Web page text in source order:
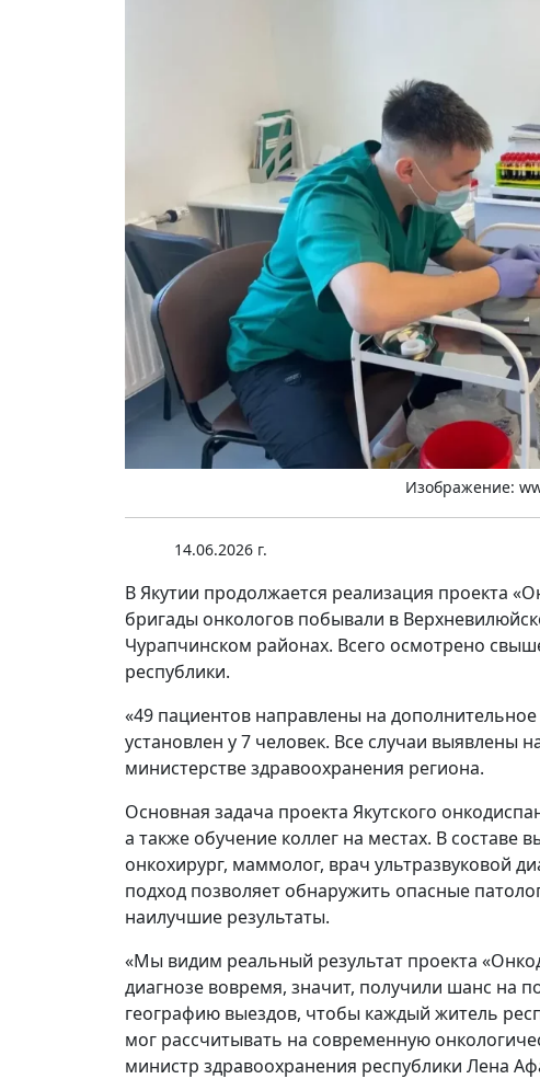
Изображение:
14.06.2026 г.
В Якутии продолжается реализация проекта
бригады онкологов побывали в
Чурапчинском районах. Всего осмотрено
республики.
«49 пациентов направлены на
установлен у 7 человек. Все случаи выявлены
министерстве здравоохранения региона.
Основная задача проекта Якутского
а также обучение коллег на местах. В составе
онкохирург, маммолог, врач ультразвуковой
подход позволяет обнаружить опасные
наилучшие результаты.
«Мы видим реальный результат проекта
диагнозе вовремя, значит, получили шанс на
географию выездов, чтобы каждый житель
мог рассчитывать на современную
министр здравоохранения республики Лена